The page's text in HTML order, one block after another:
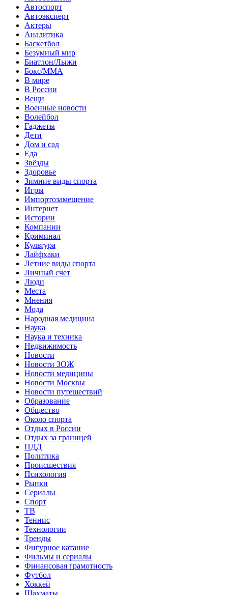
Автоспорт
Автоэксперт
Актеры
Аналитика
Баскетбол
Безумный мир
Биатлон/Лыжи
Бокс/MMA
В мире
В России
Вещи
Военные новости
Волейбол
Гаджеты
Дети
Дом и сад
Еда
Звёзды
Здоровье
Зимние виды спорта
Игры
Импортозамещение
Интернет
Истории
Компании
Криминал
Культура
Лайфхаки
Летние виды спорта
Личный счет
Люди
Места
Мнения
Мода
Народная медицина
Наука
Наука и техника
Недвижимость
Новости
Новости ЗОЖ
Новости медицины
Новости Москвы
Новости путешествий
Образование
Общество
Около спорта
Отдых в России
Отдых за границей
ПДД
Политика
Происшествия
Психология
Рынки
Сериалы
Спорт
ТВ
Теннис
Технологии
Тренды
Фигурное катание
Фильмы и сериалы
Финансовая грамотность
Футбол
Хоккей
Шахматы